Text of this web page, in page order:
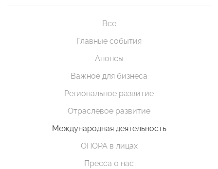
Все
Главные события
Анонсы
Важное для бизнеса
Региональное развитие
Отраслевое развитие
Международная деятельность
ОПОРА в лицах
Пресса о нас